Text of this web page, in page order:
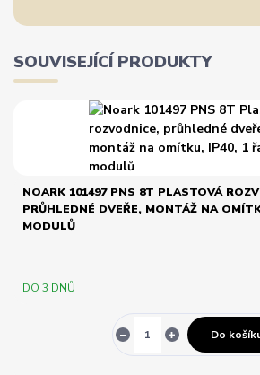
SOUVISEJÍCÍ PRODUKTY
NOARK 101497 PNS 8T PLASTOVÁ
PRŮHLEDNÉ DVEŘE, MONTÁŽ NA
MODULŮ
DO 3 DNŮ
Do